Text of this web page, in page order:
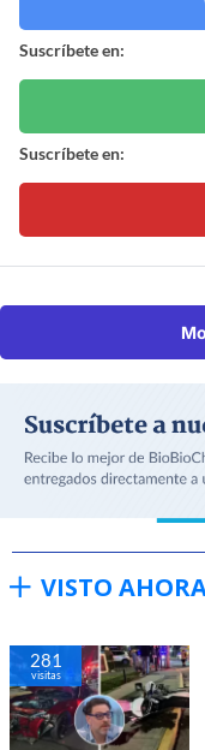
Suscríbete en:
Suscríbete en:
VISTO
281
visitas